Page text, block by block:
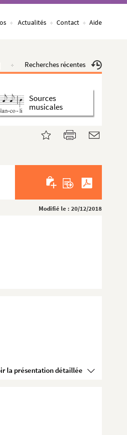
Actualités Contact Aide
Recherches récentes
Sources
musicales
Modifié le : 20/12/2018
Voir la présentation détaillée